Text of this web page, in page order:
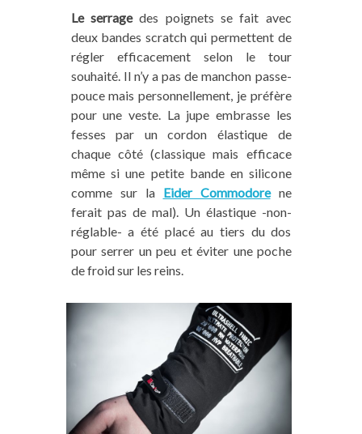
Le serragedes poignets se fait avec
deux bandes scratch qui permettent de
régler efficacement selon le tour
souhaité. Il n’y a pas de manchon passe-
pouce mais personnellement, je préfère
pour une veste. La jupe embrasse les
fesses par un cordon élastique de
chaque côté (classique mais efficace
même si une petite bande en silicone
comme sur la Eider Commodorene
ferait pas de mal). Un élastique -non-
réglable- a été placé au tiers du dos
pour serrer un peu et éviter une poche
de froid sur les reins.